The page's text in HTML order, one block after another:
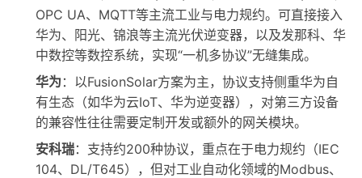
OPC UA、MQTT等主流工业与电力规约。可直接接入
华为、阳光、锦浪等主流光伏逆变器，以及发那科、华
中数控等数控系统，实现“一机多协议”无缝集成。
华为 ：以FusionSolar方案为主，协议支持侧重华为自
有生态（如华为云IoT、华为逆变器），对第三方设备
的兼容性往往需要定制开发或额外的网关模块。
安科瑞：支持约200种协议，重点在于电力规约（IEC
104、DL/T645），但对工业自动化领域的Modbus、